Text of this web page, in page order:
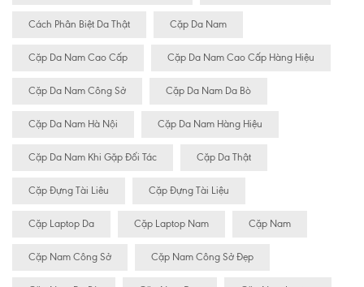
Cách Phân Biệt Da Thật Cặp Da Nam
Cặp Da Nam Cao Cấp Cặp Da Nam Cao Cấp Hàng Hiệu
Cặp Da Nam Công Sở Cặp Da Nam Da Bò
Cặp Da Nam Hà Nội Cặp Da Nam Hàng Hiệu
Cặp Da Nam Khi Gặp Đối Tác Cặp Da Thật
Cặp Đựng Tài Liêu Cặp Đựng Tài Liệu
Cặp Laptop Da Cặp Laptop Nam Cặp Nam
Cặp Nam Công Sở Cặp Nam Công Sở Đẹp